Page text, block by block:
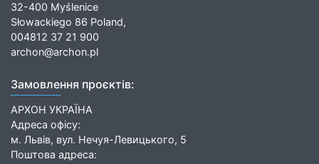
32-400 Myślenice
Słowackiego 86 Poland,
004812 37 21 900
archon@archon.pl
Замовлення проєктів:
АРХОН УКРАЇНА
Адреса офісу:
м. Львів, вул. Нечуя-Левицького, 5
Поштова адреса: